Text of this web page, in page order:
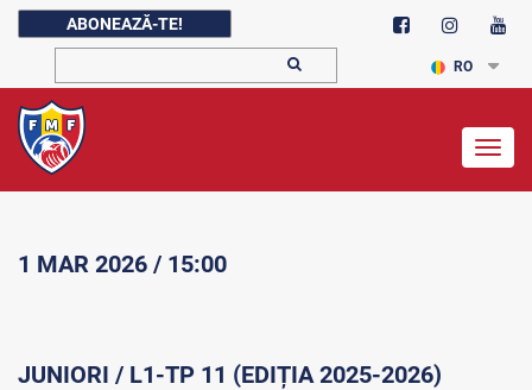
ABONEAZĂ-TE!
RO
1 MAR 2026 / 15:00
JUNIORI / L1-TP 11 (EDIȚIA 2025-2026)